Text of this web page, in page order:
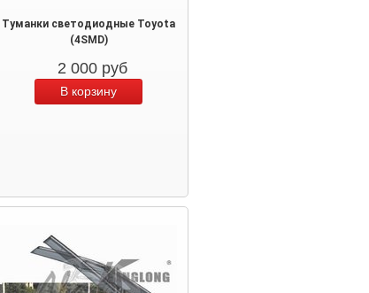
Туманки светодиодные Toyota
(4SMD)
2 000 руб